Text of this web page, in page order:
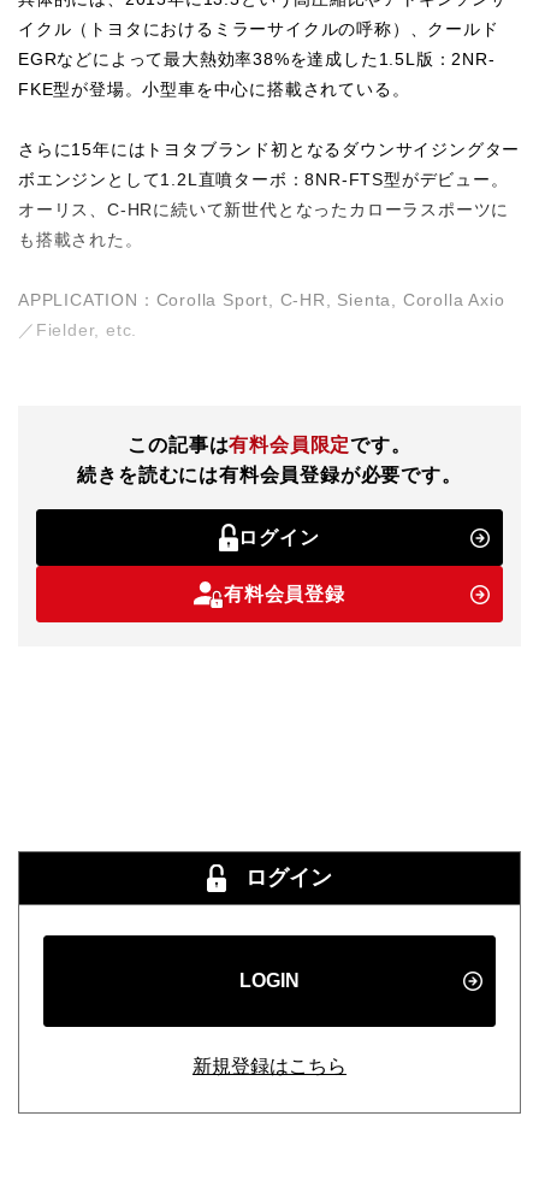
イクル（トヨタにおけるミラーサイクルの呼称）、クールド
EGRなどによって最大熱効率38%を達成した1.5L版：2NR-
FKE型が登場。小型車を中心に搭載されている。
さらに15年にはトヨタブランド初となるダウンサイジングター
ボエンジンとして1.2L直噴ターボ：8NR-FTS型がデビュー。
オーリス、C-HRに続いて新世代となったカローラスポーツに
も搭載された。
APPLICATION：Corolla Sport, C-HR, Sienta, Corolla Axio
／Fielder, etc.
この記事は有料会員限定です。
続きを読むには有料会員登録が必要です。
ログイン
有料会員登録
ログイン
LOGIN
新規登録はこちら